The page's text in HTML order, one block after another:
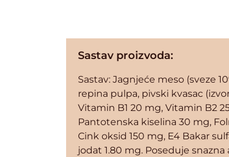
Sastav proizvoda:
Sastav: Jagnjeće meso (sveze
repina pulpa, pivski kvasac
Vitamin B1 20 mg, Vitamin B2
Pantotenska kiselina 30 mg,
Cink oksid 150 mg, E4 Bakar
jodat 1.80 mg. Poseduje